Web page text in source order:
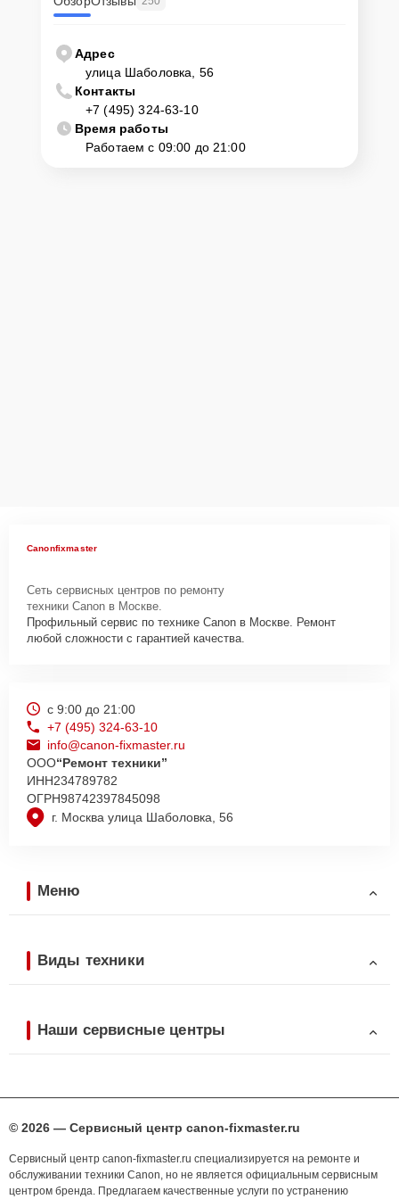
Адрес
улица Шаболовка, 56
Контакты
+7 (495) 324-63-10
Время работы
Работаем с 09:00 до 21:00
Canonfixmaster
Сеть сервисных центров по ремонту
техники Canon в Москве.
Профильный сервис по технике Canon в Москве. Ремонт
любой сложности с гарантией качества.
г. Москва улица Шаболовка, 56
с 9:00 до 21:00
+7 (495) 324-63-10
info@canon-fixmaster.ru
ООО“Ремонт техники”
ИНН234789782
ОГРН98742397845098
Меню
Виды техники
Наши сервисные центры
© 2026 — Сервисный центр canon-fixmaster.ru
Сервисный центр canon-fixmaster.ru специализируется на ремонте и
обслуживании техники Canon, но не является официальным сервисным
центром бренда. Предлагаем качественные услуги по устранению